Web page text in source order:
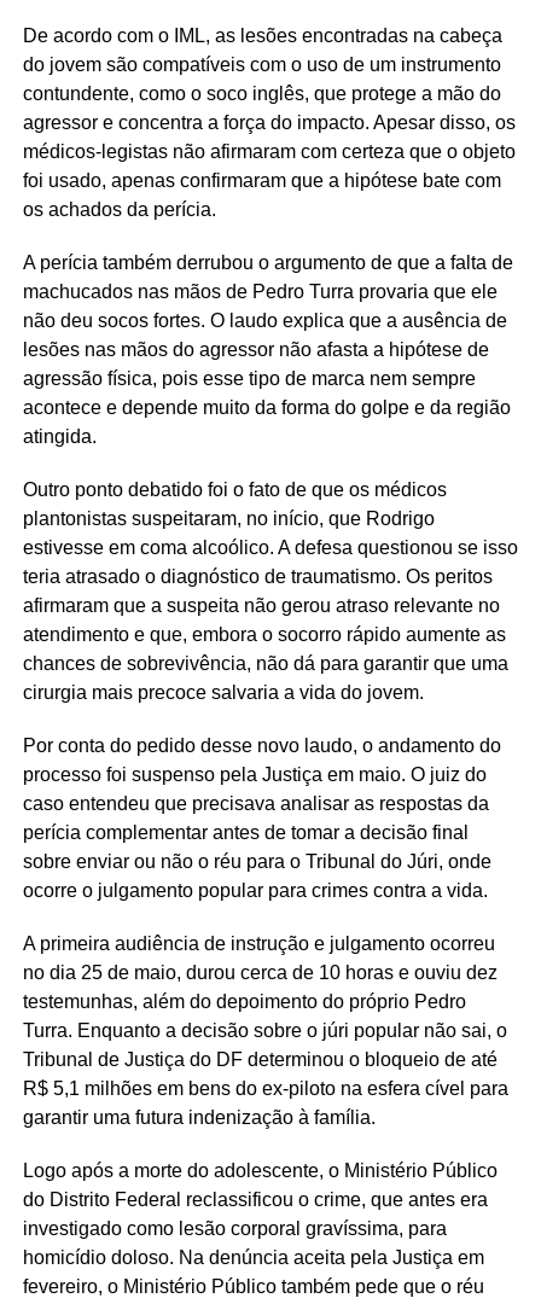
De acordo com o IML, as lesões encontradas na cabeça
do jovem são compatíveis com o uso de um instrumento
contundente, como o soco inglês, que protege a mão do
agressor e concentra a força do impacto. Apesar disso, os
médicos-legistas não afirmaram com certeza que o objeto
foi usado, apenas confirmaram que a hipótese bate com
os achados da perícia.
A perícia também derrubou o argumento de que a falta de
machucados nas mãos de Pedro Turra provaria que ele
não deu socos fortes. O laudo explica que a ausência de
lesões nas mãos do agressor não afasta a hipótese de
agressão física, pois esse tipo de marca nem sempre
acontece e depende muito da forma do golpe e da região
atingida.
Outro ponto debatido foi o fato de que os médicos
plantonistas suspeitaram, no início, que Rodrigo
estivesse em coma alcoólico. A defesa questionou se isso
teria atrasado o diagnóstico de traumatismo. Os peritos
afirmaram que a suspeita não gerou atraso relevante no
atendimento e que, embora o socorro rápido aumente as
chances de sobrevivência, não dá para garantir que uma
cirurgia mais precoce salvaria a vida do jovem.
Por conta do pedido desse novo laudo, o andamento do
processo foi suspenso pela Justiça em maio. O juiz do
caso entendeu que precisava analisar as respostas da
perícia complementar antes de tomar a decisão final
sobre enviar ou não o réu para o Tribunal do Júri, onde
ocorre o julgamento popular para crimes contra a vida.
A primeira audiência de instrução e julgamento ocorreu
no dia 25 de maio, durou cerca de 10 horas e ouviu dez
testemunhas, além do depoimento do próprio Pedro
Turra. Enquanto a decisão sobre o júri popular não sai, o
Tribunal de Justiça do DF determinou o bloqueio de até
R$ 5,1 milhões em bens do ex-piloto na esfera cível para
garantir uma futura indenização à família.
Logo após a morte do adolescente, o Ministério Público
do Distrito Federal reclassificou o crime, que antes era
investigado como lesão corporal gravíssima, para
homicídio doloso. Na denúncia aceita pela Justiça em
fevereiro, o Ministério Público também pede que o réu